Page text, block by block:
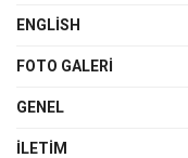
ENGLISH
FOTO GALERI
GENEL
İLETIM